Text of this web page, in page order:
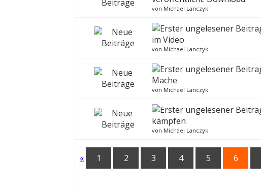
von Michael Lanczyk
im Video
von Michael Lanczyk
Mache
von Michael Lanczyk
kämpfen
von Michael Lanczyk
« 1 2 3 4 5 6